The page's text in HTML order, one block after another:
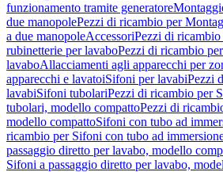
funzionamento tramite generatore
due manopolePezzi di ricambio per
a due manopoleAccessoriPezzi di ricambio
rubinetterie per lavaboPezzi di ricambio
lavaboAllacciamenti agli apparecchi per
apparecchi e lavatoiSifoni per lavabiPezzi
lavabiSifoni tubolariPezzi di ricambio per
tubolari, modello compattoPezzi di
modello compattoSifoni con tubo ad
ricambio per Sifoni con tubo ad
passaggio diretto per lavabo, modello
Sifoni a passaggio diretto per lavabo,